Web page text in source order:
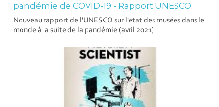
pandémie de COVID-19 - Rapport UNESCO
Nouveau rapport de l'UNESCO sur l'état des musées dans le
monde à la suite de la pandémie (avril 2021)